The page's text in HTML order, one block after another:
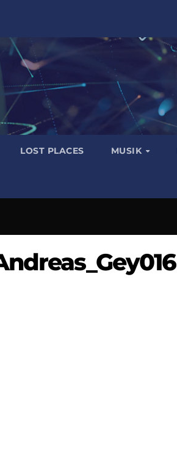
LOST PLACES MUSIK